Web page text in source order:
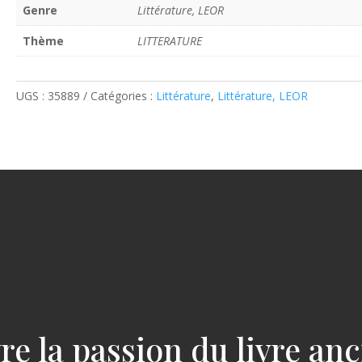
Genre
Littérature, LEOR
Thème
LITTERATURE
UGS : 35889 Catégories : Littérature, Littérature, LEOR
la passion du livre